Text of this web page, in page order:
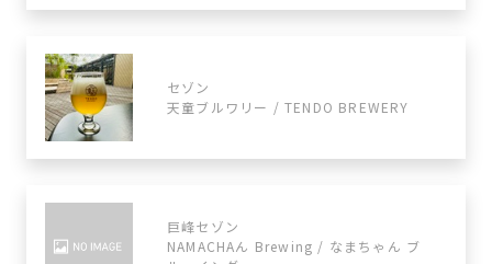
セゾン
天童ブルワリー / TENDO BREWERY
巨峰セゾン
NAMACHAん Brewing / なまちゃん ブ